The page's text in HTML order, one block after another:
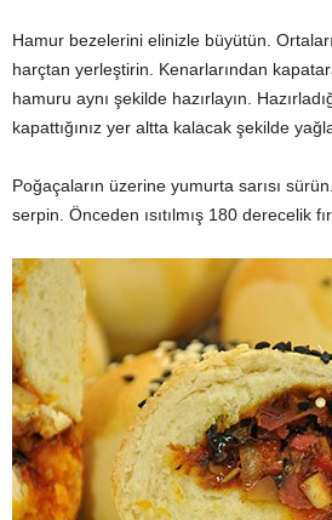
Hamur bezelerini elinizle büyütün.
harçtan yerleştirin. Kenarlarından
hamuru aynı şekilde hazırlayın.
kapattığınız yer altta kalacak şekilde
Poğaçaların üzerine yumurta sarısı
serpin. Önceden ısıtılmış 180 derecelik